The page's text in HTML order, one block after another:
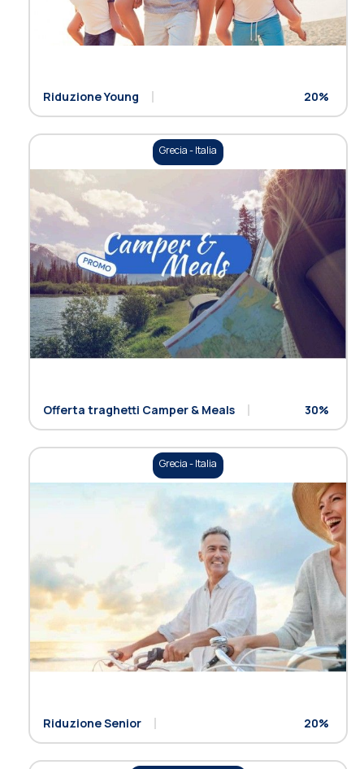
Riduzione Young 20%
Grecia - Italia
Offerta traghetti Camper & Meals 30%
Grecia - Italia
Riduzione Senior 20%